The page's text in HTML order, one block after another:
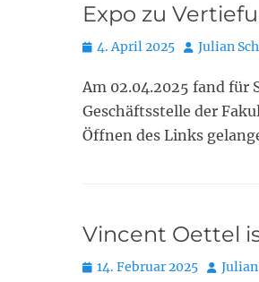
Expo zu
Posted
4. April 2025 Autor
Julian
Am 02.04.2025 fand für
Geschäftsstelle der
Öffnen des Links
Vincent Oettel
Posted
14. Februar 2025 Autor